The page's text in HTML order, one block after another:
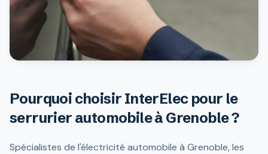
Pourquoi choisir InterElec pour le
serrurier automobile à Grenoble ?
Spécialistes de l'électricité automobile à Grenoble, les